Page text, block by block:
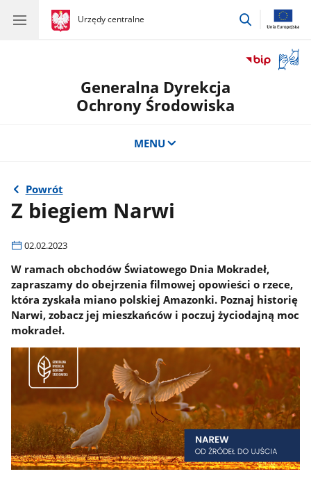
gov.pl
Urzędy centralne
gov.pl
Urzędy
przejdź
okno
Generalna Dyrekcja
Ochrony Środowiska
MENU
Powrót
Z biegiem Narwi
02.02.2023
W ramach obchodów Światowego Dnia Mokradeł,
zapraszamy do obejrzenia filmowej opowieści o rzece,
która zyskała miano polskiej Amazonki. Poznaj historię
Narwi, zobacz jej mieszkańców i poczuj życiodajną moc
mokradeł.